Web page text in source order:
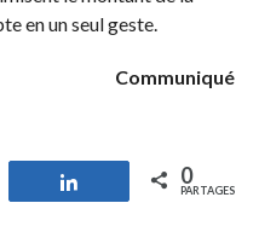
en un seul geste.
Communiqué
Partagez 0
PARTAGES